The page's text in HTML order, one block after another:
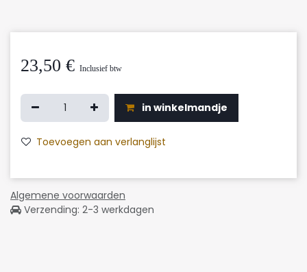
23,50 € Inclusief btw
in winkelmandje
Toevoegen aan verlanglijst
Algemene voorwaarden
Verzending: 2-3 werkdagen